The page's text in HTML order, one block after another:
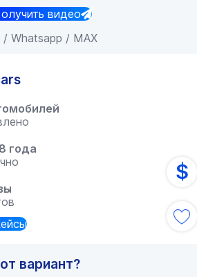
видео
Whatsapp / MAX
года
вариант?
$